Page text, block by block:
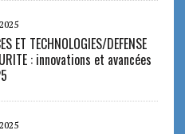
ET TECHNOLOGIES/DEFENSE
: innovations et avancées